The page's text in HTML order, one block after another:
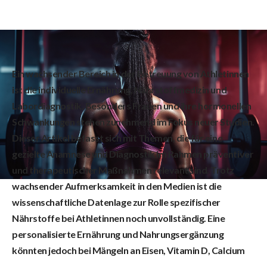
Ein wachsender Bereich in der Betreuung von Athletinnen
ist die individuelle Ernährung, Nährstoffmedizin und
Labordiagnostik. Besonders Frauen und ihre hormonellen
Schwankungen stehen zunehmend im Fokus neuer Studien.
Dieser Artikel befasst sich mit Themen, die für eine
gezielte Anamnese und Diagnostik im Rahmen präventiver
und therapeutischer Maßnahmen relevant sind. Trotz
wachsender Aufmerksamkeit in den Medien ist die
wissenschaftliche Datenlage zur Rolle spezifischer
Nährstoffe bei Athletinnen noch unvollständig. Eine
personalisierte Ernährung und Nahrungsergänzung
könnten jedoch bei Mängeln an Eisen, Vitamin D, Calcium